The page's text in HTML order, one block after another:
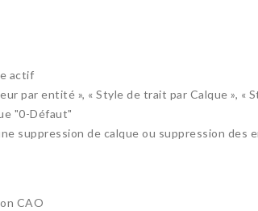
actif
par entité », « Style de trait par Calque », «
"0-Défaut"
suppression de calque ou suppression des
CAO